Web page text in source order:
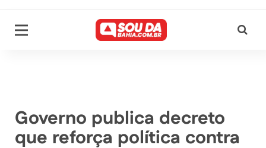
Governo publica decreto
que reforça política contra